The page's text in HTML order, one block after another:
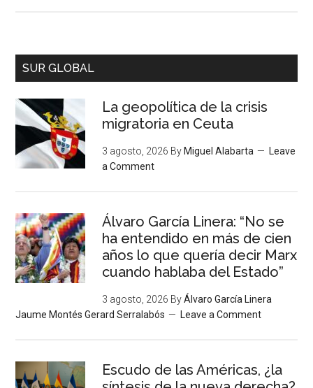
SUR GLOBAL
La geopolítica de la crisis
migratoria en Ceuta
3 agosto, 2026 By Miguel Alabarta
Leave
a Comment
Álvaro García Linera: “No se
ha entendido en más de cien
años lo que quería decir Marx
cuando hablaba del Estado”
3 agosto, 2026 ByÁlvaro García Linera
Jaume Montés Gerard Serralabós
Leave a Comment
Escudo de las Américas, ¿la